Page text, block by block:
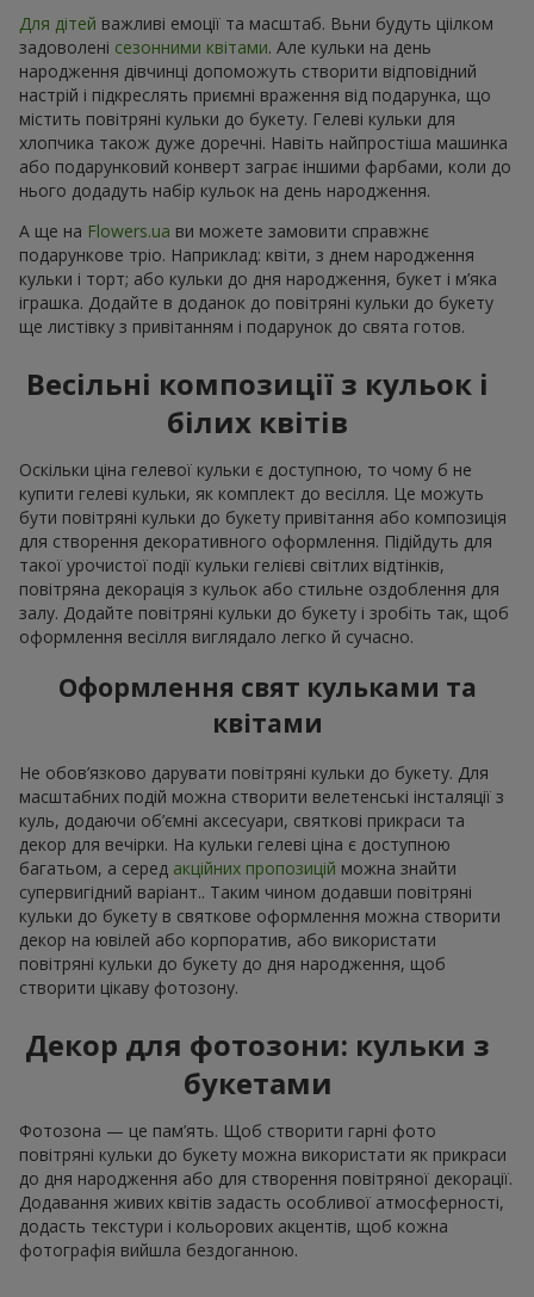
Для дітей важливі емоції та масштаб. Вьни будуть ціілком
задоволені сезонними квітами. Але кульки на день
народження дівчинці допоможуть створити відповідний
настрій і підкреслять приємні враження від подарунка, що
містить повітряні кульки до букету. Гелеві кульки для
хлопчика також дуже доречні. Навіть найпростіша машинка
або подарунковий конверт заграє іншими фарбами, коли до
нього додадуть набір кульок на день народження.
А ще на Flowers.ua ви можете замовити справжнє
подарункове тріо. Наприклад: квіти, з днем народження
кульки і торт; або кульки до дня народження, букет і м’яка
іграшка. Додайте в доданок до повітряні кульки до букету
ще листівку з привітанням і подарунок до свята готов.
Весільні композиції з кульок і
білих квітів
Оскільки ціна гелевої кульки є доступною, то чому б не
купити гелеві кульки, як комплект до весілля. Це можуть
бути повітряні кульки до букету привітання або композиція
для створення декоративного оформлення. Підійдуть для
такої урочистої події кульки гелієві світлих відтінків,
повітряна декорація з кульок або стильне оздоблення для
залу. Додайте повітряні кульки до букету і зробіть так, щоб
оформлення весілля виглядало легко й сучасно.
Оформлення свят кульками та
квітами
Не обов’язково дарувати повітряні кульки до букету. Для
масштабних подій можна створити велетенські інсталяції з
куль, додаючи об’ємні аксесуари, святкові прикраси та
декор для вечірки. На кульки гелеві ціна є доступною
багатьом, а серед акційних пропозицій можна знайти
супервигідний варіант.. Таким чином додавши повітряні
кульки до букету в святкове оформлення можна створити
декор на ювілей або корпоратив, або використати
повітряні кульки до букету до дня народження, щоб
створити цікаву фотозону.
Декор для фотозони: кульки з
букетами
Фотозона — це пам’ять. Щоб створити гарні фото
повітряні кульки до букету можна використати як прикраси
до дня народження або для створення повітряної декорації.
Додавання живих квітів задасть особливої атмосферності,
додасть текстури і кольорових акцентів, щоб кожна
фотографія вийшла бездоганною.